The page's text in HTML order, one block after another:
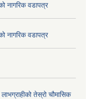
नागरिक वडापत्र
नागरिक वडापत्र
तेस्रो चौमासिक